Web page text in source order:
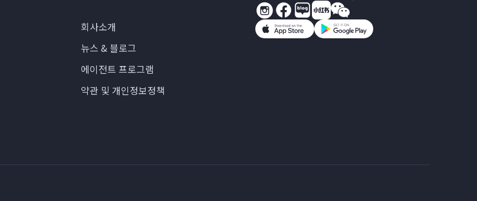
회사소개
뉴스 & 블로그
에이전트 프로그램
약관 및 개인정보정책